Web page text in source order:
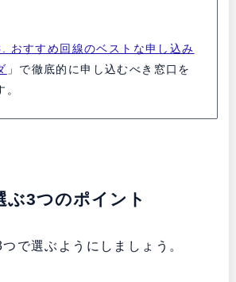
おすすめ回線のベストな申し込み
」で徹底的に申し込むべき窓口を
ぶ3つのポイント
で選ぶようにしましょう。